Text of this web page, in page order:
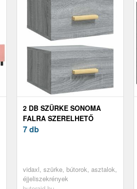
2 DB SZÜRKE SONOMA
FALRA SZERELHETŐ
ÉJJELISZEKRÉNY 35X35X20
7 db
vidaxl, szürke, bútorok, asztalok,
éjjeliszekrények